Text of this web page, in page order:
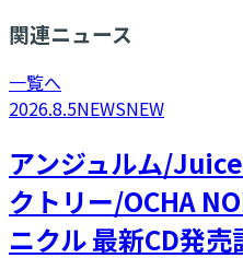
関連ニュース
一覧へ
2026.8.5NEWSNEW
アンジュルム/
クトリー/OCHA
ニクル 最新CD発